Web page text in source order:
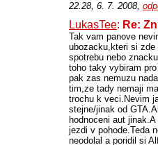
22.28, 6. 7. 2008,
LukasTee: Re:
Tak vam panove
ubozacku,kteri si
spotrebu nebo
toho taky vybiram
pak zas nemuzu
tim,ze tady nemaji
trochu k veci.Nevim
stejne/jinak od
hodnoceni aut
jezdi v pohode.Teda
neodolal a poridil si